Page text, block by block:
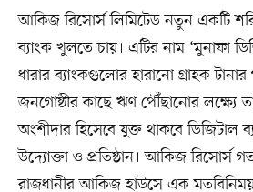
আকিজ রিসোর্স লিমিটেড নতুন একটি
ব্যাংক খুলতে চায়। এটির নাম ‘মুনাফা
ধারার ব্যাংকগুলোর হারানো গ্রাহক টানার
জনগোষ্ঠীর কাছে ঋণ পৌঁছানোর লক্ষ্যে
অংশীদার হিসেবে যুক্ত থাকবে ডিজিটাল
উদ্যোক্তা ও প্রতিষ্ঠান। আকিজ রিসোর্স
রাজধানীর আকিজ হাউসে এক